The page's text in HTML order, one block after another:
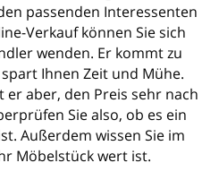
passenden Interessenten
Verkauf können Sie sich
wenden. Er kommt zu
Ihnen Zeit und Mühe.
aber, den Preis sehr nach
Sie also, ob es ein
Außerdem wissen Sie im
Möbelstück wert ist.